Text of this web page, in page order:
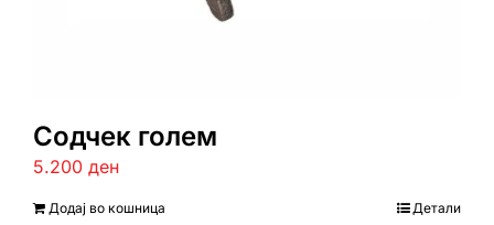
Содчек голем
5.200 ден
Додај во кошница Детали